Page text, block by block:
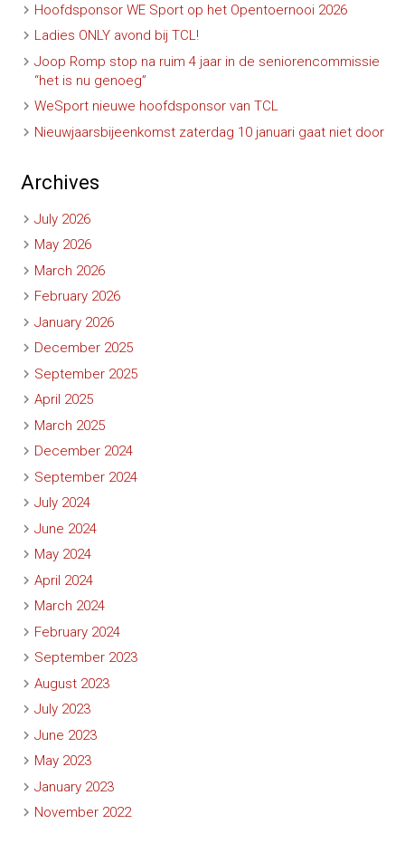
Hoofdsponsor WE Sport op het Opentoernooi 2026
Ladies ONLY avond bij TCL!
Joop Romp stop na ruim 4 jaar in de seniorencommissie
“het is nu genoeg”
WeSport nieuwe hoofdsponsor van TCL
Nieuwjaarsbijeenkomst zaterdag 10 januari gaat niet door
Archives
July 2026
May 2026
March 2026
February 2026
January 2026
December 2025
September 2025
April 2025
March 2025
December 2024
September 2024
July 2024
June 2024
May 2024
April 2024
March 2024
February 2024
September 2023
August 2023
July 2023
June 2023
May 2023
January 2023
November 2022